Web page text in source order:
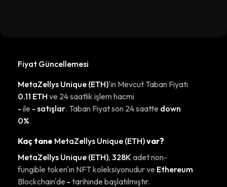
Fiyat Güncellemesi
MetaZellys Unique (ETH)'in Mevcut Taban Fiyatı
0.11 ETH ve 24 saatlik işlem hacmi
- ile - satışlar. Taban Fiyat son 24 saatte down
0%.
Kaç tane MetaZellys Unique (ETH)var?
MetaZellys Unique (ETH), 328K adet non-
fungible token'ın NFT koleksiyonudur ve Ethereum
Blockchain'de - tarihinde başlatılmıştır.